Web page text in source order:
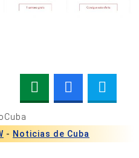
- Noticias de Cuba